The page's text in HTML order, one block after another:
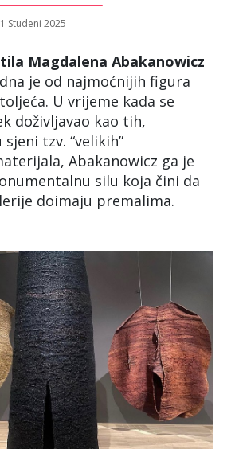
Studeni 2025
Magdalena Abakanowicz
je od najmoćnijih figura
U vrijeme kada se
doživljavao kao tih,
tzv. “velikih”
Abakanowicz ga je
silu koja čini da
doimaju premalima.